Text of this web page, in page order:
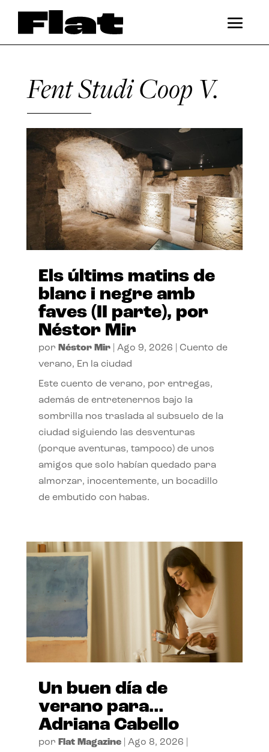
Fent Studi Coop V.
Els últims matins de
blanc i negre amb
faves (II parte), por
Néstor Mir
por Néstor Mir| Ago 9, 2026
Cuento de
verano, En la ciudad
Este cuento de verano, por entregas,
además de entretenernos bajo la
sombrilla nos traslada al subsuelo de la
ciudad siguiendo las desventuras
(porque aventuras, tampoco) de unos
amigos que solo habían quedado para
almorzar, inocentemente, un bocadillo
de embutido con habas.
Un buen día de
verano para…
Adriana Cabello
por Flat Magazine| Ago 8, 2026